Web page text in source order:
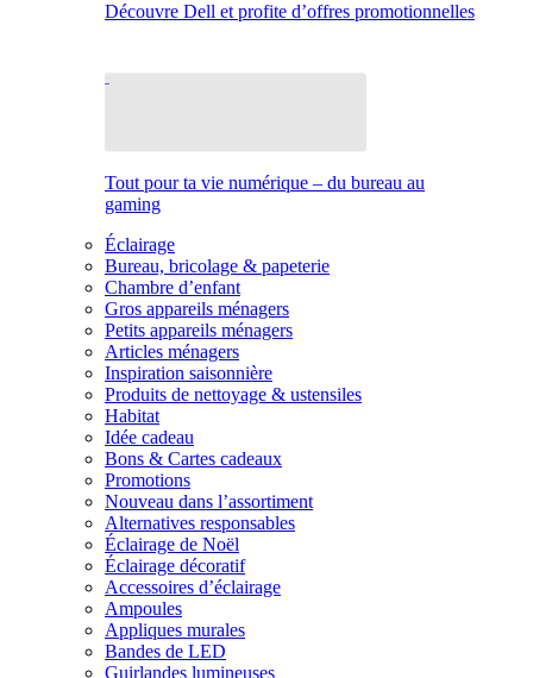
Découvre Dell et profite d’offres promotionnelles
Tout pour ta vie numérique – du bureau au
gaming
Éclairage
Bureau, bricolage & papeterie
Chambre d’enfant
Gros appareils ménagers
Petits appareils ménagers
Articles ménagers
Inspiration saisonnière
Produits de nettoyage & ustensiles
Habitat
Idée cadeau
Bons & Cartes cadeaux
Promotions
Nouveau dans l’assortiment
Alternatives responsables
Éclairage de Noël
Éclairage décoratif
Accessoires d’éclairage
Ampoules
Appliques murales
Bandes de LED
Guirlandes lumineuses